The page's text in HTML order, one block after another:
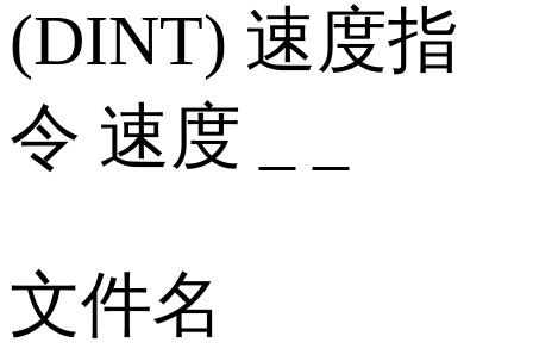
(DINT) 速度指
令 速度 _ _
文件名